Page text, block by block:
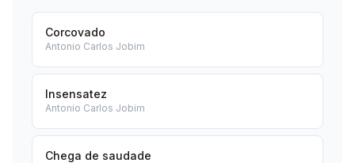
Corcovado
Antonio Carlos Jobim
Insensatez
Antonio Carlos Jobim
Chega de saudade